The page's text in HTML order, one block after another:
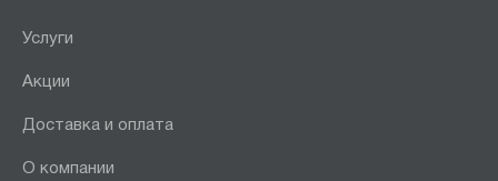
Услуги
Акции
Доставка и оплата
О компании